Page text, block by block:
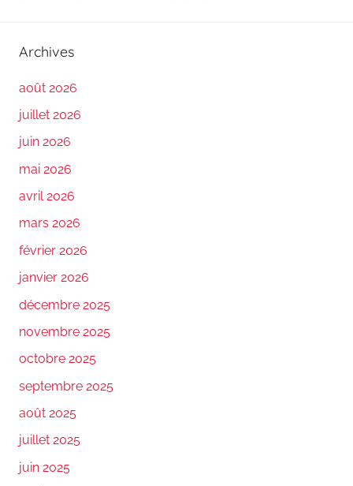
Archives
août 2026
juillet 2026
juin 2026
mai 2026
avril 2026
mars 2026
février 2026
janvier 2026
décembre 2025
novembre 2025
octobre 2025
septembre 2025
août 2025
juillet 2025
juin 2025